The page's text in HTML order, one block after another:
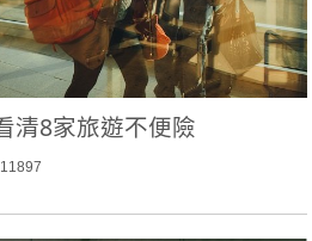
清8家旅遊不便險